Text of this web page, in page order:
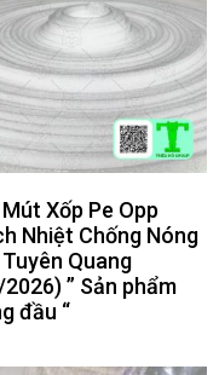
Mút Xốp Pe Opp
Nhiệt Chống Nóng
Quang
” Sản phẩm
đầu “